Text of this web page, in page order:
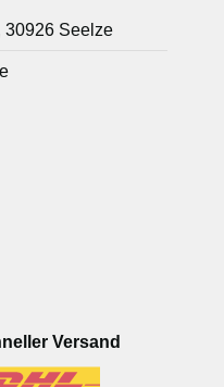
30926 Seelze
Versand